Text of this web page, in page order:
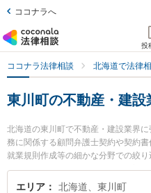
ココナラへ
投
ココナラ法律相談 北海道で法律
東川町の不動産・建
北海道の東川町で不動産・建設業界
務に関係する顧問弁護士契約や契約
就業規則作成等の細かな分野での絞
法律事務所の森山 大樹弁護士のプロ
目されています。『東川町で土日や
エリア 北海道、東川町